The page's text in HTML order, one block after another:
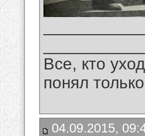
Все, кто
понял
04.09.2015,